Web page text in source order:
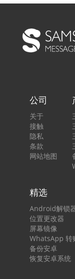
公司
关于
接触
隐私
条款
网站地图
精选
Android解锁
位置更改器
屏幕镜像
WhatsApp 转
备份安卓
恢复安卓系统